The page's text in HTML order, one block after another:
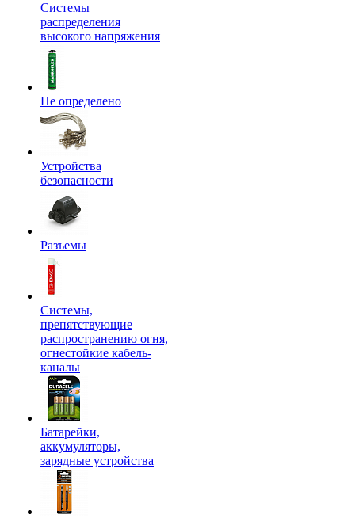
Системы
распределения
высокого напряжения
Не определено
Устройства
безопасности
Разъемы
Системы,
препятствующие
распространению огня,
огнестойкие кабель-
каналы
Батарейки,
аккумуляторы,
зарядные устройства